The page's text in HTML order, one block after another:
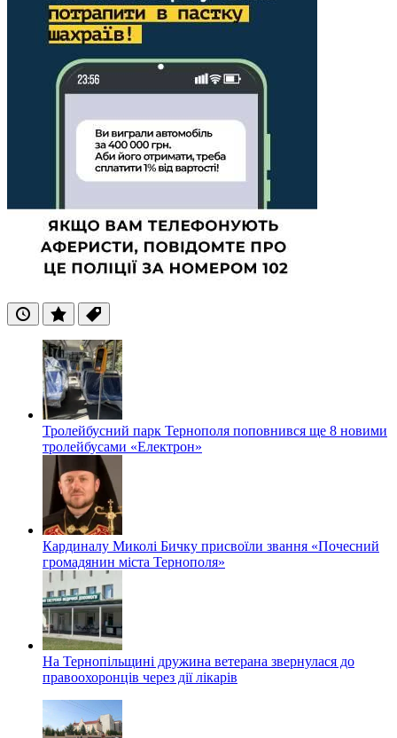
ОстанніПопулярні
Теги
Тролейбусний парк Тернополя поповнився ще 8 новими
тролейбусами «Електрон»
Кардиналу Миколі Бичку присвоїли звання «Почесний
громадянин міста Тернополя»
На Тернопільщині дружина ветерана звернулася до
правоохоронців через дії лікарів